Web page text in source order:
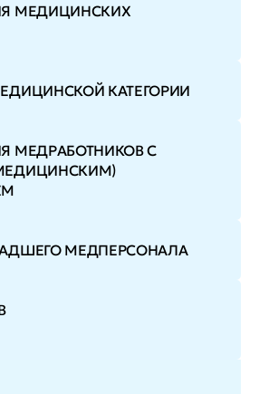
МЕДИЦИНСКИХ
КАТЕГОРИИ
МЕДРАБОТНИКОВ С
МЕДПЕРСОНАЛА